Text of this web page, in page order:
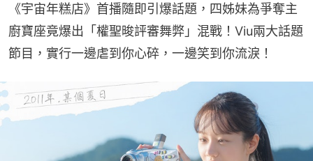
《宇宙年糕店》首播隨即引爆話題，四姊妹為爭奪主
廚寶座竟爆出「權聖晙評審舞弊」混戰！Viu兩大話題
節目，實行一邊虐到你心碎，一邊笑到你流淚！